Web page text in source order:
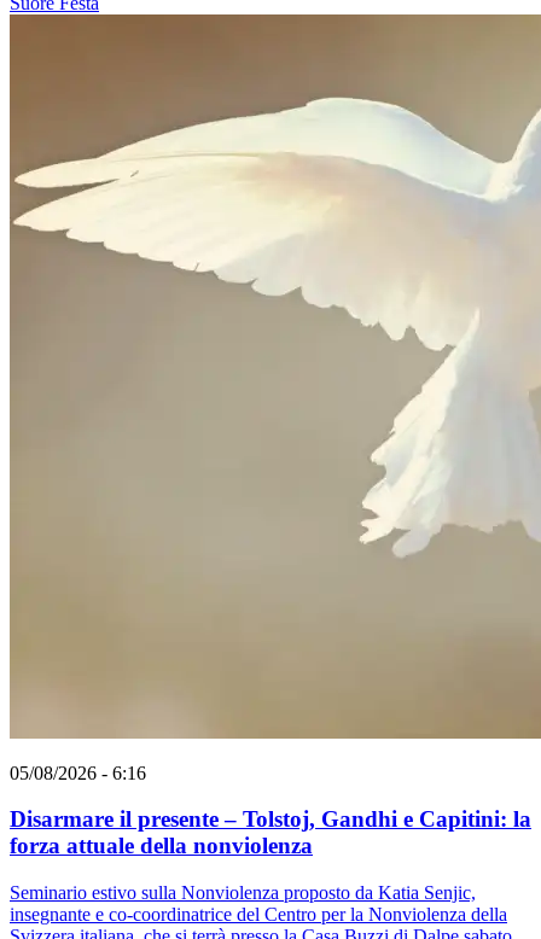
05/08/2026 - 6:16
Disarmare il presente – Tolstoj, Gandhi e Capitini: la
forza attuale della nonviolenza
Seminario estivo sulla Nonviolenza proposto da Katia Senjic,
insegnante e co-coordinatrice del Centro per la Nonviolenza della